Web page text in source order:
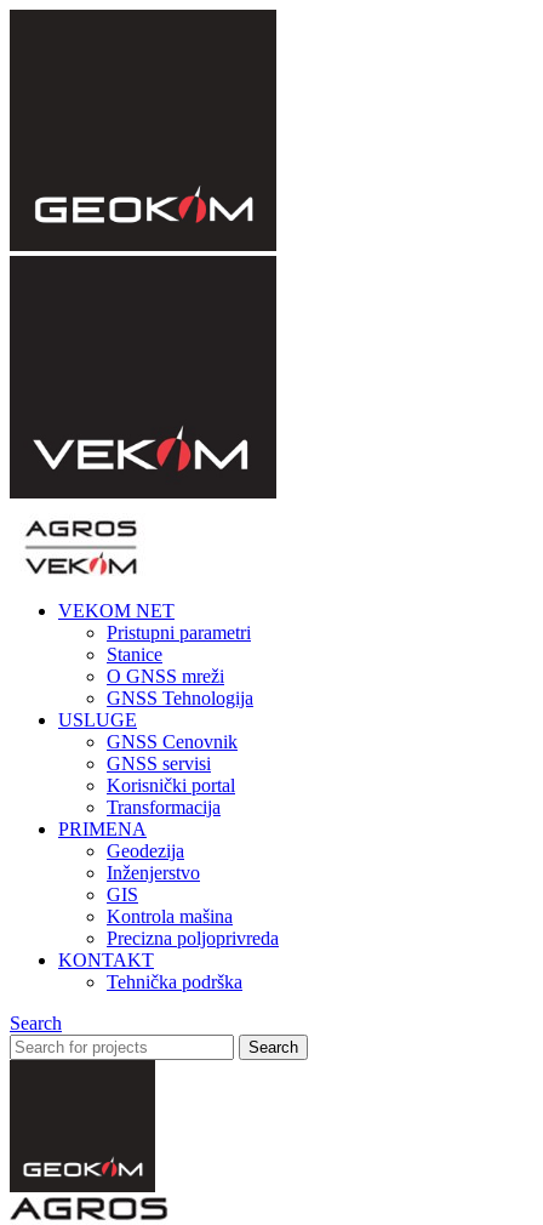
VEKOM NET
Pristupni parametri
Stanice
O GNSS mreži
GNSS Tehnologija
USLUGE
GNSS Cenovnik
GNSS servisi
Korisnički portal
Transformacija
PRIMENA
Geodezija
Inženjerstvo
GIS
Kontrola mašina
Precizna poljoprivreda
KONTAKT
Tehnička podrška
Search
Search